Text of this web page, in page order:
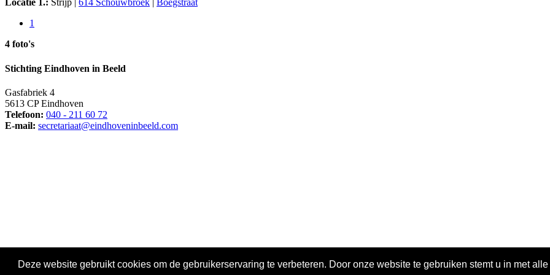
Deze website gebruikt cookies om de gebruikerservaring te verbeteren. Door onze website te gebruiken stemt u in met
Locatie 1.: Strijp | 614 Schouwbroek | Boegstraat
1
4 foto's
Stichting Eindhoven in Beeld
Gasfabriek 4
5613 CP Eindhoven
Telefoon: 040 - 211 60 72
E-mail: secretariaat@eindhoveninbeeld.com